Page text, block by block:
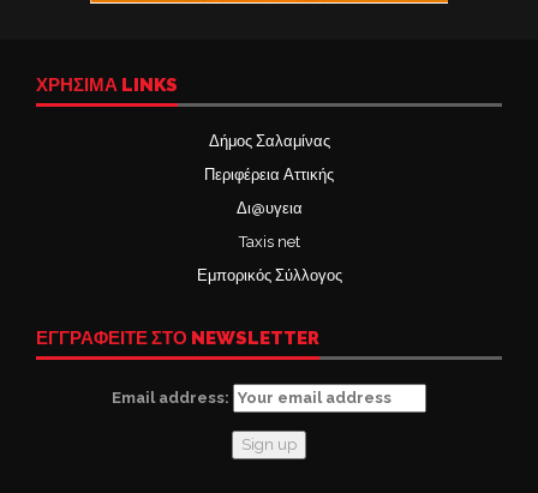
ΧΡΉΣΙΜΑ LINKS
Δήμος Σαλαμίνας
Περιφέρεια Αττικής
Δι@υγεια
Taxis net
Εμπορικός Σύλλογος
ΕΓΓΡΑΦΕΙΤΕ ΣΤΟ NEWSLETTER
Email address: